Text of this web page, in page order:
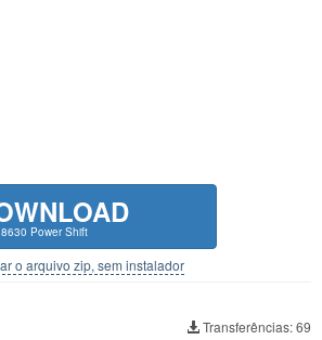
Power Shift
o arquivo zip, sem instalador
Transferências: 69